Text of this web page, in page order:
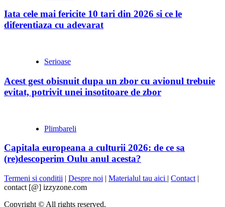
Iata cele mai fericite 10 tari din 2026 si ce le
diferentiaza cu adevarat
Serioase
Acest gest obisnuit dupa un zbor cu avionul trebuie
evitat, potrivit unei insotitoare de zbor
Plimbareli
Capitala europeana a culturii 2026: de ce sa
(re)descoperim Oulu anul acesta?
Termeni si conditii | Despre noi | Materialul tau aici | Contact |
contact [@] izzyzone.com
Copyright © All rights reserved.